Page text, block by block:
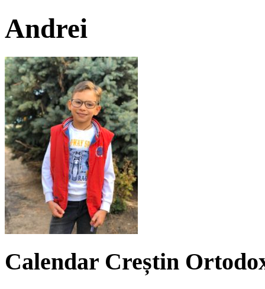
Andrei
Calendar Creștin